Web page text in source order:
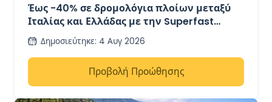
Έως -40% σε δρομολόγια πλοίων μεταξύ
Ιταλίας και Ελλάδας με την Superfast
FerriesΔημοσιεύτηκε: 4 Αυγ 2026
Προβολή Προώθησης